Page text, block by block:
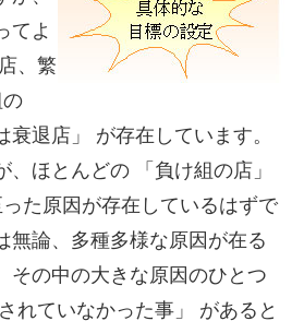
てよ
、繁
衰退店」 が存在しています。
、ほとんどの 「負け組の店」
た原因が存在しているはずで
無論、多種多様な原因が在る
その中の大きな原因のひとつ
れていなかった事」 があると